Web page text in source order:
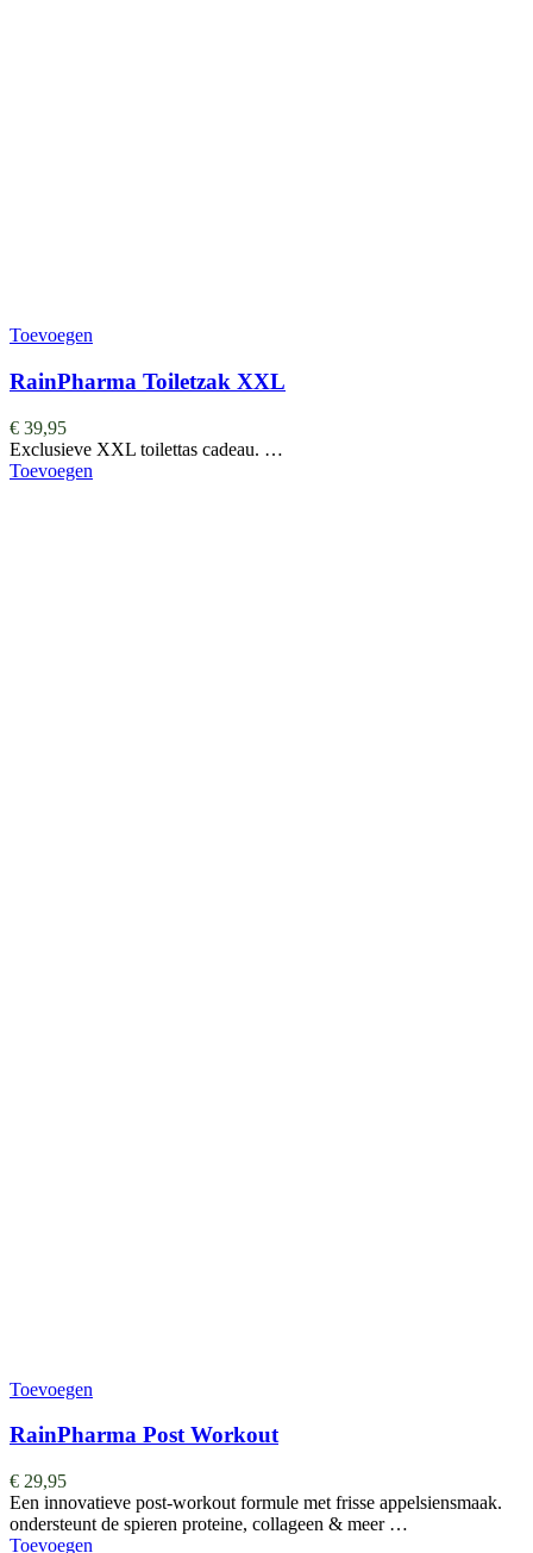
Toevoegen
RainPharma Toiletzak XXL
€ 39,95
Exclusieve XXL toilettas cadeau. …
Toevoegen
Toevoegen
RainPharma Post Workout
€ 29,95
Een innovatieve post-workout formule met frisse appelsiensmaak.
ondersteunt de spieren proteine, collageen & meer …
Toevoegen